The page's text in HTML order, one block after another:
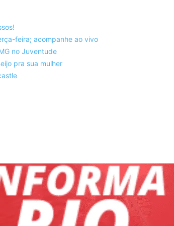
feira; acompanhe ao vivo
no Juventude
pra sua mulher